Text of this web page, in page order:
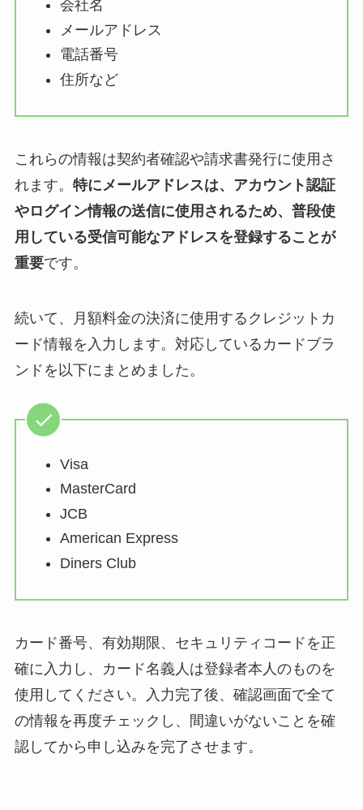
会社名
メールアドレス
電話番号
住所など
これらの情報は契約者確認や請求書発行に使用さ
れます。 特にメールアドレスは、アカウント認証
やログイン情報の送信に使用されるため、普段使
用している受信可能なアドレスを登録することが
重要です。
続いて、月額料金の決済に使用するクレジットカ
ード情報を入力します。対応しているカードブラ
ンドを以下にまとめました。
Visa
MasterCard
JCB
American Express
Diners Club
カード番号、有効期限、セキュリティコードを正
確に入力し、カード名義人は登録者本人のものを
使用してください。入力完了後、確認画面で全て
の情報を再度チェックし、間違いがないことを確
認してから申し込みを完了させます。